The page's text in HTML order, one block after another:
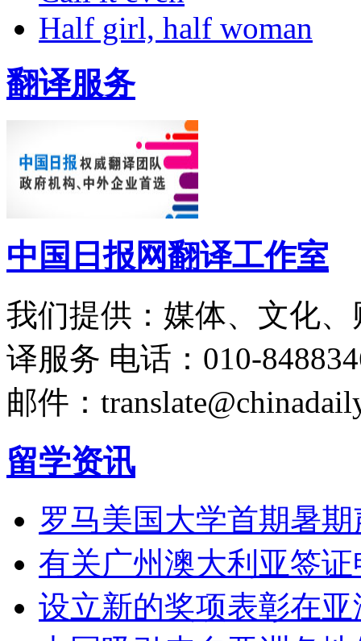
Half girl, half woman
翻译服务
中国日报网翻译工作室
我们提供：媒体、文化
译服务 电话：010-
邮件：
留学资讯
罗马美国大学首期暑
有关广州澳大利亚签
设立新的奖项表彰在